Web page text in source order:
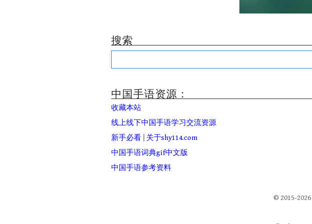
搜索
Search
中国手语资源：
收藏本站
线上线下中国手语学习交流资源
新手必看
关于shy114.com
中国手语词典gif中文版
中国手语参考资料
© 2015-2026